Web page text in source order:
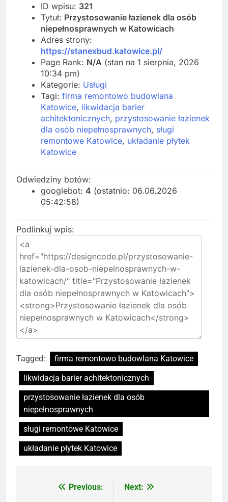
ID wpisu: 321
Tytuł: Przystosowanie łazienek dla osób
niepełnosprawnych w Katowicach
Adres strony:
https://stanexbud.katowice.pl/
Page Rank: N/A (stan na 1 sierpnia, 2026
10:34 pm)
Kategorie: Usługi
Tagi: firma remontowo budowlana
Katowice, likwidacja barier
achitektonicznych, przystosowanie łazienek
dla osób niepełnosprawnych, sługi
remontowe Katowice, układanie płytek
Katowice
Odwiedziny botów:
googlebot: 4 (ostatnio: 06.06.2026
05:42:58)
Podlinkuj wpis:
Tagged:
firma remontowo budowlana Katowice
likwidacja barier achitektonicznych
przystosowanie łazienek dla osób
niepełnosprawnych
sługi remontowe Katowice
układanie płytek Katowice
NawigacjaPrevious:
Next: